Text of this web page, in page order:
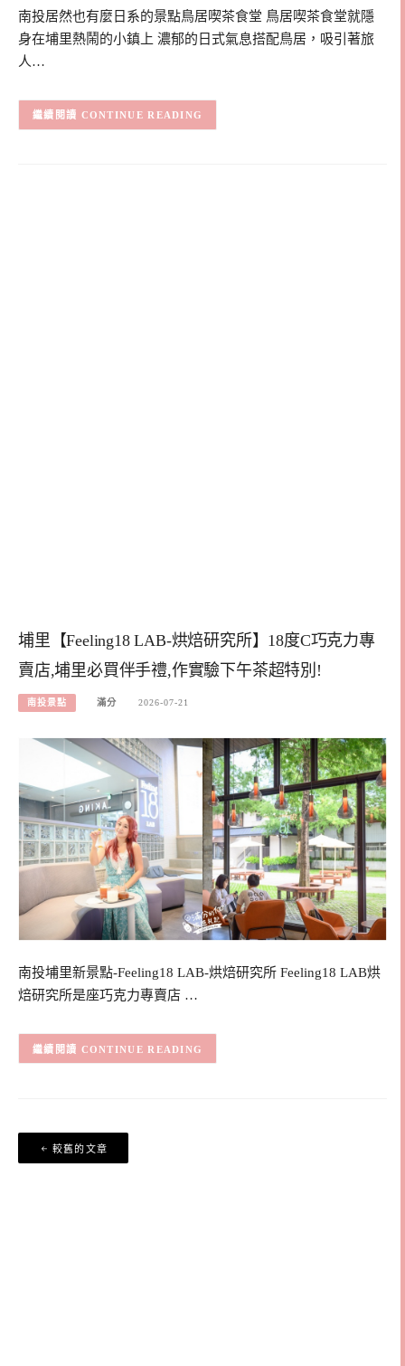
南投居然也有麼日系的景點鳥居喫茶食堂 鳥居喫茶食堂就隱
身在埔里熱鬧的小鎮上 濃郁的日式氣息搭配鳥居，吸引著旅
人…
CONTINUE READING
埔里【Feeling18 LAB-烘焙研究所】18度C巧克力專
賣店,埔里必買伴手禮,作實驗下午茶超特別!
南投景點 滿分 2026-07-21
南投埔里新景點-Feeling18 LAB-烘焙研究所 Feeling18 LAB烘
焙研究所是座巧克力專賣店 …
CONTINUE READING
文
章
較舊的文章